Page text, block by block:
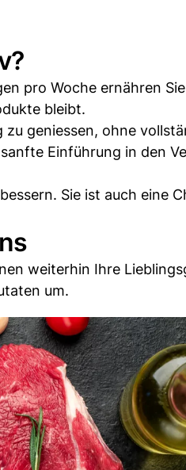
pro Woche ernähren
bleibt.
geniessen, ohne
Einführung in den
Sie ist auch eine
weiterhin Ihre
um.